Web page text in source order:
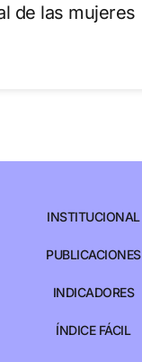
de las mujeres
INSTITUCIONAL
PUBLICACIONES
INDICADORES
ÍNDICE FÁCIL